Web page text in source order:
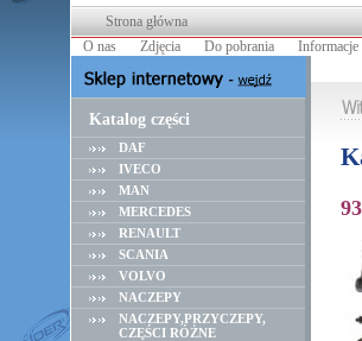
Strona główna
O nas
Zdjęcia Do pobrania
Katalog części
DAF
IVECO
MAN
MERCEDES
RENAULT
SCANIA
VOLVO
NACZEPY
NACZEPY,PRZYCZEPY,
CZĘŚCI RÓŻNE